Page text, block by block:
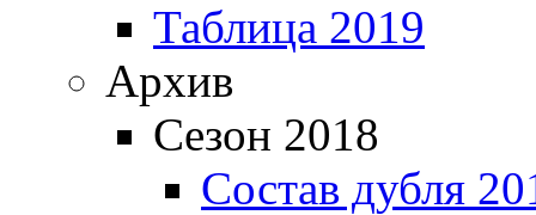
Таблица 2019
Архив
Сезон 2018
Состав дубля